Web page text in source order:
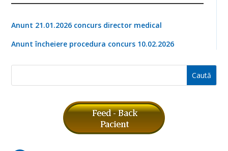
Anunt 21.01.2026 concurs director medical
Anunt încheiere procedura concurs 10.02.2026